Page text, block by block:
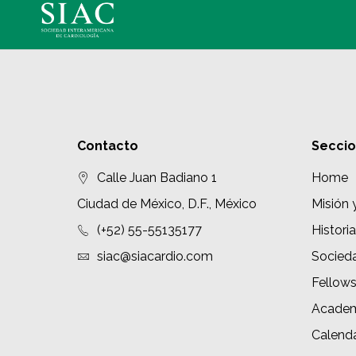
Contacto
Calle Juan Badiano 1
Ciudad de México, D.F., México
(+52) 55-55135177
siac@siacardio.com
Home
Misión
Historia
Fellows